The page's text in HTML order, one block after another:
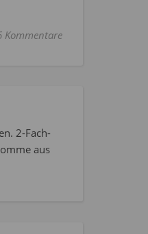
Kommentare
2-Fach-
aus